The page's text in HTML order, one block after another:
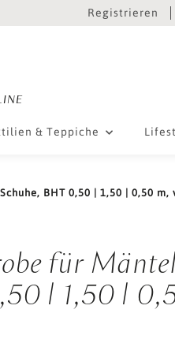
Registrieren
& Teppiche
BHT 0,50 | 1,50 | 0,50 m,
für
| 1,50 |